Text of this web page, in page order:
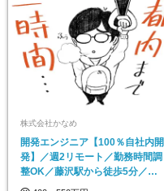
株式会社かなめ
開発エンジニア【100％自社内開
発】／週2リモート／勤務時間調
整OK／藤沢駅から徒歩5分／マ
ネジメントなし